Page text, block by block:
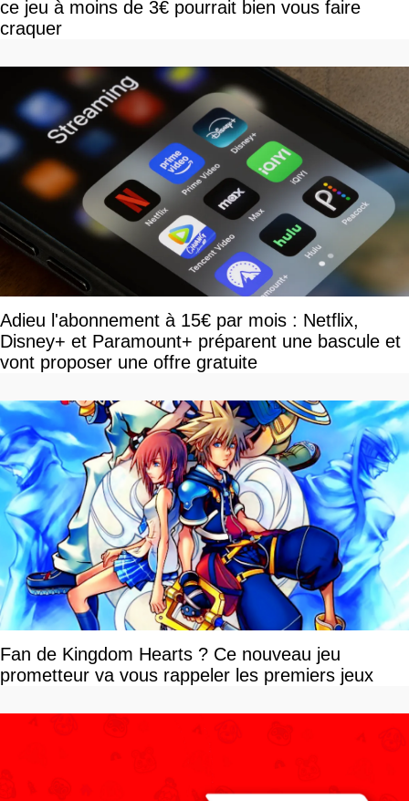
ce jeu à moins de 3€ pourrait bien vous faire
craquer
Adieu l'abonnement à 15€ par mois : Netflix,
Disney+ et Paramount+ préparent une bascule et
vont proposer une offre gratuite
Fan de Kingdom Hearts ? Ce nouveau jeu
prometteur va vous rappeler les premiers jeux